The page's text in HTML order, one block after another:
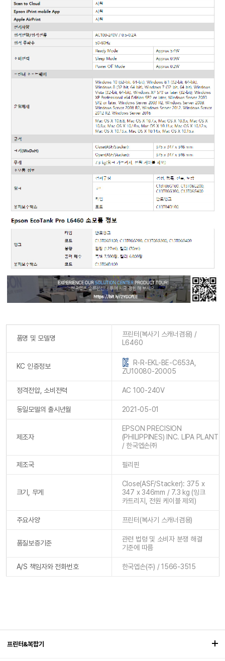
품명 및 모델명
프린터(복사기 스캐너겸용) /
L6460
KC 인증정보
R-R-EKL-BE-C653A,
ZU10080-20005
정격전압, 소비전력 AC 100-240V
동일모델의 출시년월 2021-05-01
제조자
EPSON PRECISION
(PHILIPPINES) INC. LIPA PLANT
/ 한국엡손㈜
제조국 필리핀
크기, 무게
Close(ASF/Stacker): 375 x
347 x 346mm / 7.3 kg (잉크
카트리지, 전원 케이블 제외)
주요사양 프린터(복사기 스캐너겸용)
품질보증기준
관련 법령 및 소비자 분쟁 해결
기준에 따름
A/S 책임자와 전화번호 한국엡손(주) / 1566-3515
프린터&복합기